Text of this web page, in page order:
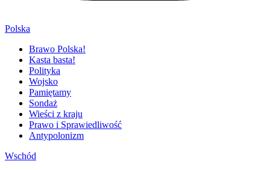
Polska
Brawo Polska!
Kasta basta!
Polityka
Wojsko
Pamiętamy
Sondaż
Wieści z kraju
Prawo i Sprawiedliwość
Antypolonizm
Wschód